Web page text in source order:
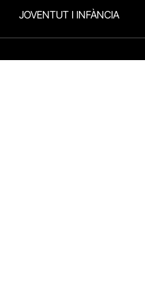
JOVENTUT I INFÀNCIA